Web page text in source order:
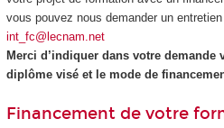
vous pouvez nous demander un
int_fc@lecnam.net
Merci d’indiquer dans votre demande
diplôme visé et le mode de
Financement de votre